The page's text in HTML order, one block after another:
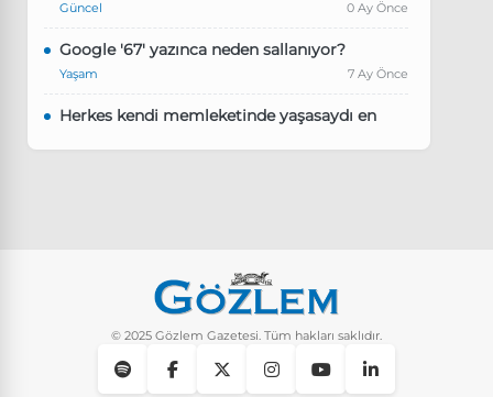
Güncel 0 Ay Önce
Google '67' yazınca neden sallanıyor?
Yaşam 7 Ay Önce
Herkes kendi memleketinde yaşasaydı en
Instagram’da keşfet nasıl temizlenir?
© 2025 Gözlem Gazetesi. Tüm hakları saklıdır.